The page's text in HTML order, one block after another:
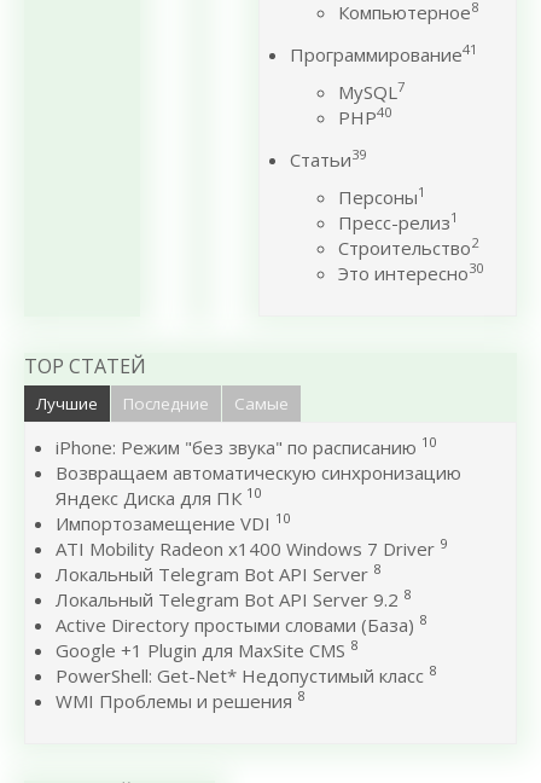
Компьютерное8
Программирование41
MySQL7
PHP40
Статьи39
Персоны1
Пресс-релиз1
Строительство2
Это интересно30
TOP СТАТЕЙ
Лучшие Последние Самые
iPhone: Режим "без звука" по расписанию 10
Возвращаем автоматическую синхронизацию
Яндекс Диска для ПК 10
Импортозамещение VDI 10
ATI Mobility Radeon x1400 Windows 7 Driver 9
Локальный Telegram Bot API Server 8
Локальный Telegram Bot API Server 9.2 8
Active Directory простыми словами (База) 8
Google +1 Plugin для MaxSite CMS 8
PowerShell: Get-Net* Недопустимый класс 8
WMI Проблемы и решения 8